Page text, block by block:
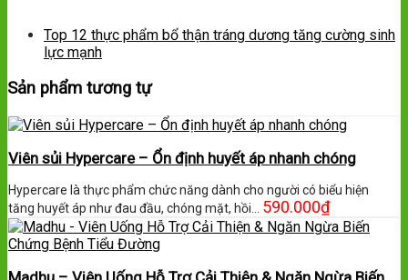
Top 12 thực phẩm bổ thận tráng dương tăng cường sinh
lực mạnh
Sản phẩm tương tự
Viên sủi Hypercare – Ổn định huyết áp nhanh chóng
Hypercare là thực phẩm chức năng dành cho người có biểu hiện
tăng huyết áp như đau đầu, chóng mặt, hồi… 590.000₫